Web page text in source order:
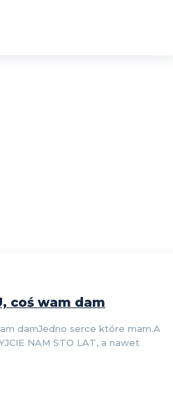
coś wam dam
damJedno serce które mam.A
NAM STO LAT, a nawet